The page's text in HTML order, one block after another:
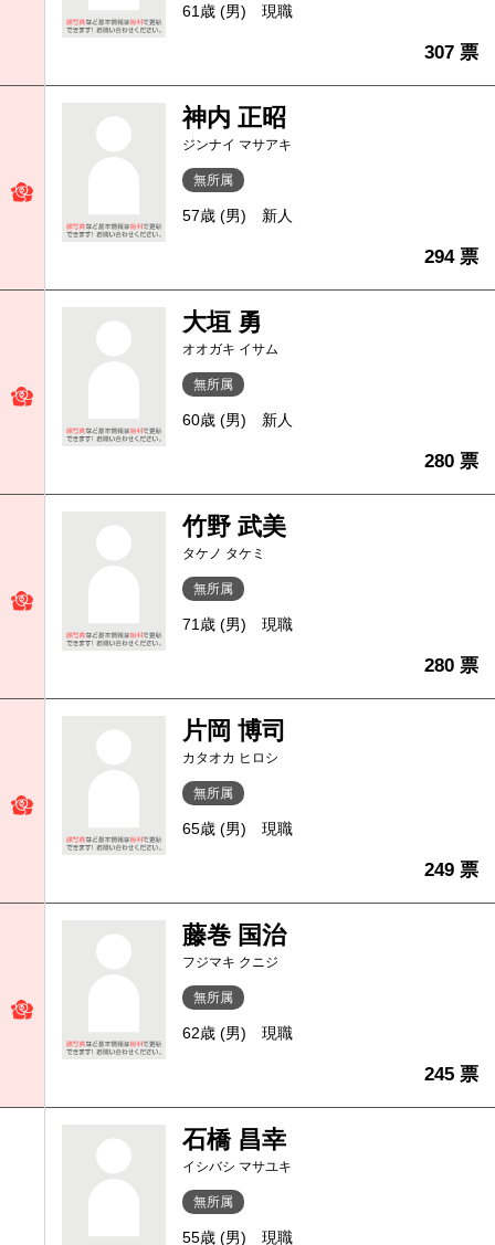
61歳 (男) 現職
307 票
神内 正昭
ジンナイ マサアキ
無所属
57歳 (男) 新人
294 票
大垣 勇
オオガキ イサム
無所属
60歳 (男) 新人
280 票
竹野 武美
タケノ タケミ
無所属
71歳 (男) 現職
280 票
片岡 博司
カタオカ ヒロシ
無所属
65歳 (男) 現職
249 票
藤巻 国治
フジマキ クニジ
無所属
62歳 (男) 現職
245 票
石橋 昌幸
イシバシ マサユキ
無所属
55歳 (男) 現職